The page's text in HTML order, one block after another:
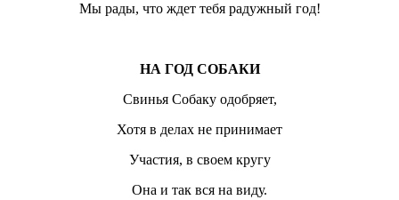
Мы рады, что ждет тебя радужный год!
НА ГОД СОБАКИ
Свинья Собаку одобряет,
Хотя в делах не принимает
Участия, в своем кругу
Она и так вся на виду.